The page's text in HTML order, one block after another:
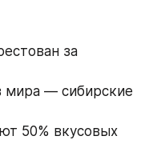
за
мира — сибирские
50% вкусовых